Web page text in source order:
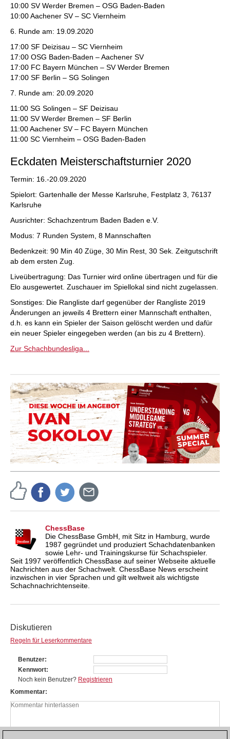
10:00 SV Werder Bremen – OSG Baden-Baden
10:00 Aachener SV – SC Viernheim
6. Runde am: 19.09.2020
17:00 SF Deizisau – SC Viernheim
17:00 OSG Baden-Baden – Aachener SV
17:00 FC Bayern München – SV Werder Bremen
17:00 SF Berlin – SG Solingen
7. Runde am: 20.09.2020
11:00 SG Solingen – SF Deizisau
11:00 SV Werder Bremen – SF Berlin
11:00 Aachener SV – FC Bayern München
11:00 SC Viernheim – OSG Baden-Baden
Eckdaten Meisterschaftsturnier 2020
Termin: 16.-20.09.2020
Spielort: Gartenhalle der Messe Karlsruhe, Festplatz 3, 76137
Karlsruhe
Ausrichter: Schachzentrum Baden Baden e.V.
Modus: 7 Runden System, 8 Mannschaften
Bedenkzeit: 90 Min 40 Züge, 30 Min Rest, 30 Sek. Zeitgutschrift
ab dem ersten Zug.
Liveübertragung: Das Turnier wird online übertragen und für die
Elo ausgewertet. Zuschauer im Spiellokal sind nicht zugelassen.
Sonstiges: Die Rangliste darf gegenüber der Rangliste 2019
Änderungen an jeweils 4 Brettern einer Mannschaft enthalten,
d.h. es kann ein Spieler der Saison gelöscht werden und dafür
ein neuer Spieler eingegeben werden (an bis zu 4 Brettern).
Zur Schachbundesliga...
ChessBase
Die ChessBase GmbH, mit Sitz in Hamburg, wurde
1987 gegründet und produziert Schachdatenbanken
sowie Lehr- und Trainingskurse für Schachspieler.
Seit 1997 veröffentlich ChessBase auf seiner Webseite aktuelle
Nachrichten aus der Schachwelt. ChessBase News erscheint
inzwischen in vier Sprachen und gilt weltweit als wichtigste
Schachnachrichtenseite.
Diskutieren
Regeln für Leserkommentare
Benutzer
Kennwort
Noch kein Benutzer? Registrieren
Kommentar